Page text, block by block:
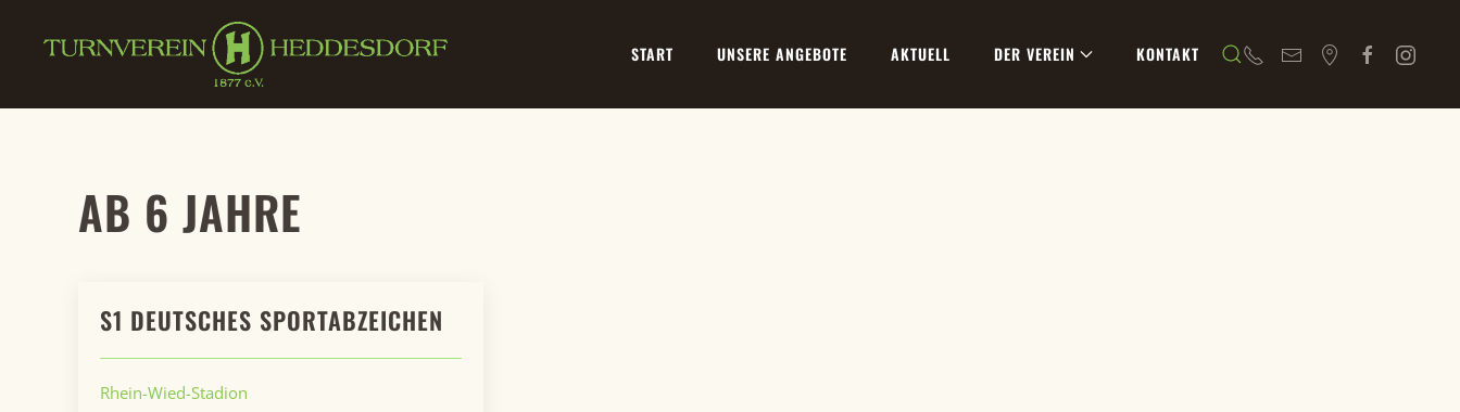
Zum Hauptinhalt springen START UNSERE ANGEBOTE AKTUELL DER VEREIN KONTAKT
AB 6 JAHRE
S1 DEUTSCHES SPORTABZEICHEN
Rhein-Wied-Stadion